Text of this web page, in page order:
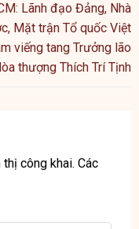
Lãnh đạo Đảng, Nhà
Mặt trận Tổ quốc Việt
viếng tang Trưởng lão
thượng Thích Trí Tịnh
công khai. Các